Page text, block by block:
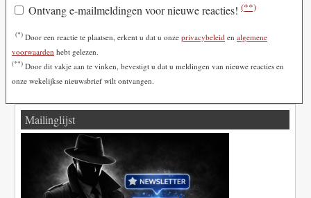
Ontvang e-mailmeldingen voor nieuwe reacties! (**)
(*) Door een reactie te plaatsen, erkent u dat u onze privacybeleid en algemene
voorwaarden hebt gelezen.
(**) Door dit vakje aan te vinken, bevestigt u dat u meldingen van nieuwe reacties en
onze wekelijkse nieuwsbrief wilt ontvangen.
Mailinglijst